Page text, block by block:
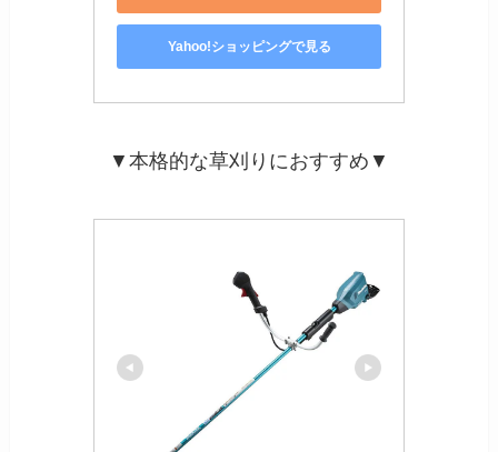
Yahoo!ショッピングで見る
▼本格的な草刈りにおすすめ▼